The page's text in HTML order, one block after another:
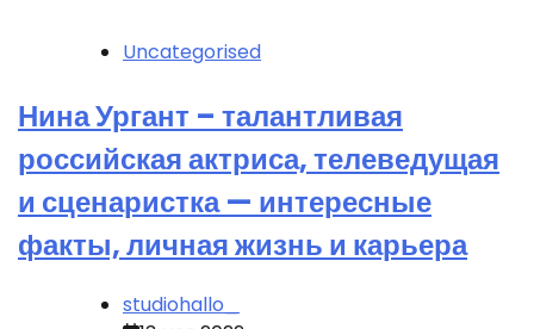
Uncategorised
Нина Ургант – талантливая
российская актриса, телеведущая
и сценаристка — интересные
факты, личная жизнь и карьера
studiohallo_